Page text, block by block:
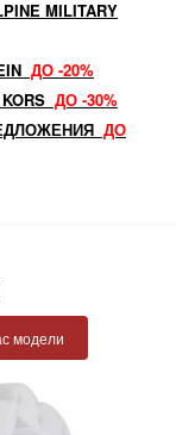
MILITARY
ДО -20%
ДО -30%
ДО
модели